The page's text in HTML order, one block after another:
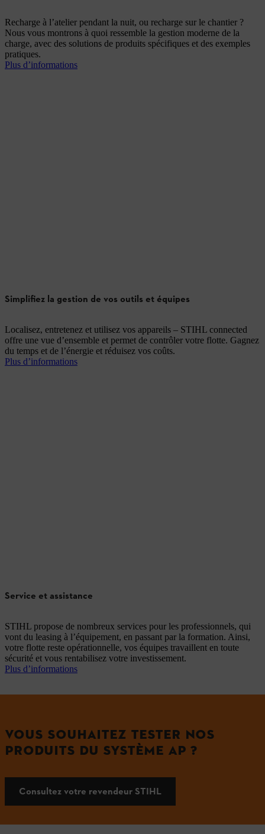
Recharge à l’atelier pendant la nuit, ou recharge sur le chantier ?
Nous vous montrons à quoi ressemble la gestion moderne de la
charge, avec des solutions de produits spécifiques et des exemples
pratiques.
Plus d’informations
Simplifiez la gestion de vos outils et équipes
Localisez, entretenez et utilisez vos appareils – STIHL connected
offre une vue d’ensemble et permet de contrôler votre flotte. Gagnez
du temps et de l’énergie et réduisez vos coûts.
Plus d’informations
Service et assistance
STIHL propose de nombreux services pour les professionnels, qui
vont du leasing à l’équipement, en passant par la formation. Ainsi,
votre flotte reste opérationnelle, vos équipes travaillent en toute
sécurité et vous rentabilisez votre investissement.
Plus d’informations
VOUS SOUHAITEZ TESTER NOS
PRODUITS DU SYSTÈME AP ?
Consultez votre revendeur STIHL